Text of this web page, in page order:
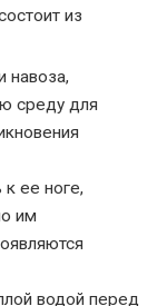
из
навоза,
среду для
ее ноге,
им
водой перед